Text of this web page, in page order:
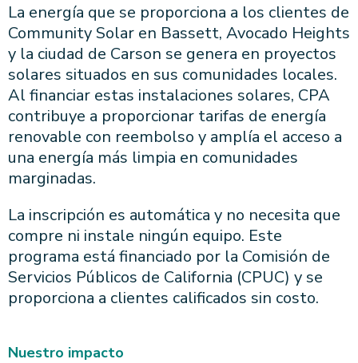
La energía que se proporciona a los clientes de
Community Solar en Bassett, Avocado Heights
y la ciudad de Carson se genera en proyectos
solares situados en sus comunidades locales.
Al financiar estas instalaciones solares, CPA
contribuye a proporcionar tarifas de energía
renovable con reembolso y amplía el acceso a
una energía más limpia en comunidades
marginadas.
La inscripción es automática y no necesita que
compre ni instale ningún equipo. Este
programa está financiado por la Comisión de
Servicios Públicos de California (CPUC) y se
proporciona a clientes calificados sin costo.
Nuestro impacto